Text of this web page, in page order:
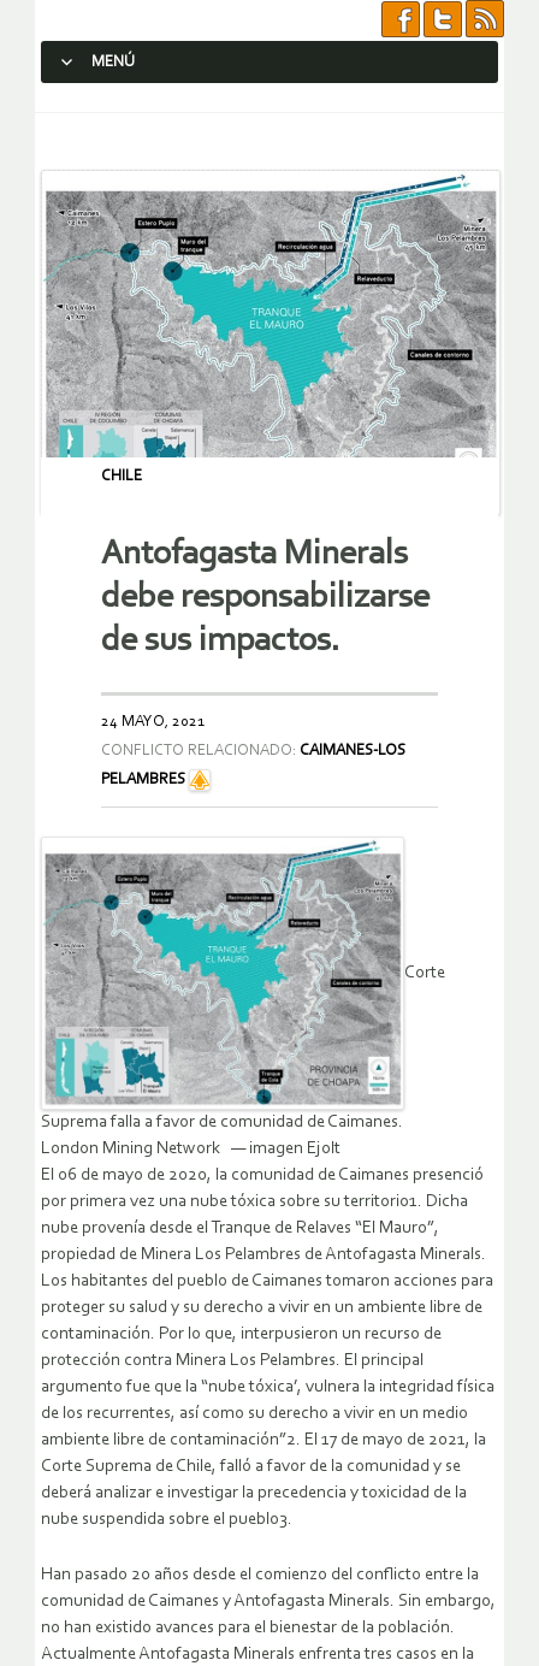
MENÚ
CHILE
Antofagasta Minerals
debe responsabilizarse
de sus impactos.
24 MAYO, 2021
CONFLICTO RELACIONADO: CAIMANES-LOS
PELAMBRES
Corte
Suprema falla a favor de comunidad de Caimanes.
London Mining Network — imagen Ejolt
El 06 de mayo de 2020, la comunidad de Caimanes presenció
por primera vez una nube tóxica sobre su territorio1. Dicha
nube provenía desde el Tranque de Relaves “El Mauro”,
propiedad de Minera Los Pelambres de Antofagasta Minerals.
Los habitantes del pueblo de Caimanes tomaron acciones para
proteger su salud y su derecho a vivir en un ambiente libre de
contaminación. Por lo que, interpusieron un recurso de
protección contra Minera Los Pelambres. El principal
argumento fue que la “nube tóxica’, vulnera la integridad física
de los recurrentes, así como su derecho a vivir en un medio
ambiente libre de contaminación”2. El 17 de mayo de 2021, la
Corte Suprema de Chile, falló a favor de la comunidad y se
deberá analizar e investigar la precedencia y toxicidad de la
nube suspendida sobre el pueblo3.
Han pasado 20 años desde el comienzo del conflicto entre la
comunidad de Caimanes y Antofagasta Minerals. Sin embargo,
no han existido avances para el bienestar de la población.
Actualmente Antofagasta Minerals enfrenta tres casos en la